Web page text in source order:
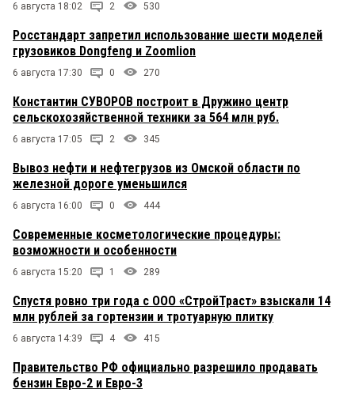
6 августа 18:02 2 530
Росстандарт запретил использование шести моделей
грузовиков Dongfeng и Zoomlion
6 августа 17:30 0 270
Константин СУВОРОВ построит в Дружино центр
сельскохозяйственной техники за 564 млн руб.
6 августа 17:05 2 345
Вывоз нефти и нефтегрузов из Омской области по
железной дороге уменьшился
6 августа 16:00 0 444
Современные косметологические процедуры:
возможности и особенности
6 августа 15:20 1 289
Спустя ровно три года с ООО «СтройТраст» взыскали 14
млн рублей за гортензии и тротуарную плитку
6 августа 14:39 4 415
Правительство РФ официально разрешило продавать
бензин Евро-2 и Евро-3